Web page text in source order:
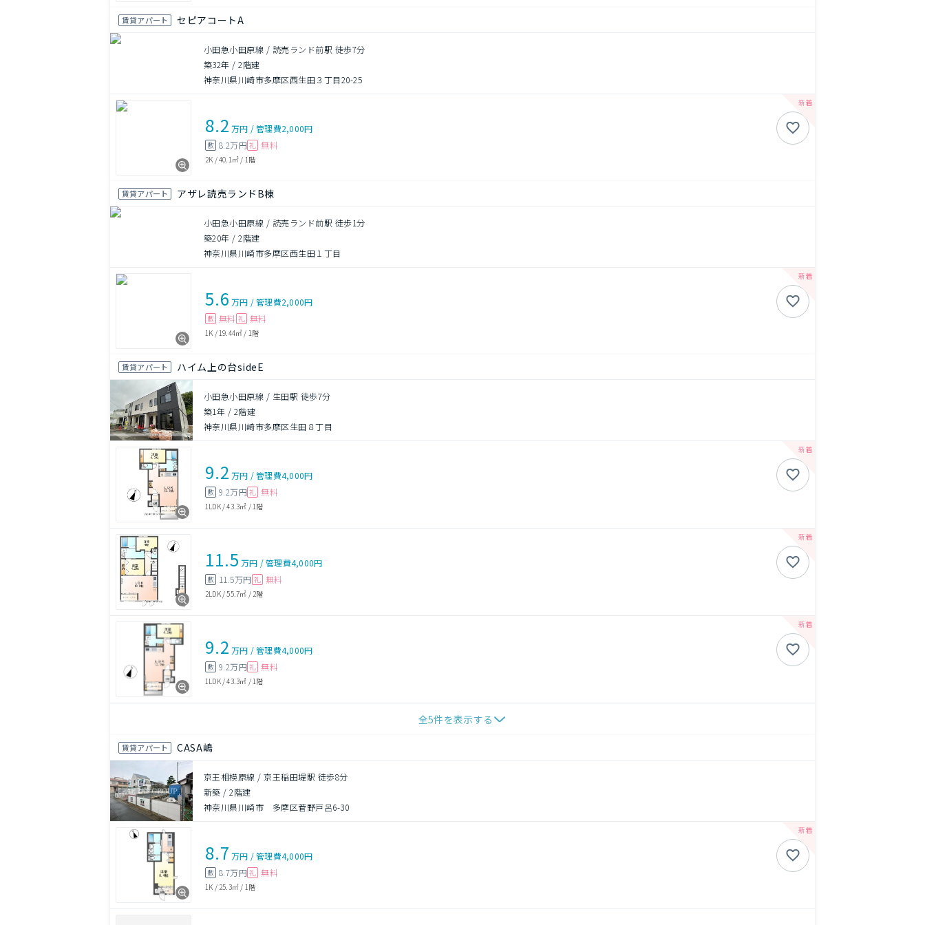
賃貸アパート セピアコートA
小田急小田原線 / 読売ランド前駅 徒歩7分
築32年 /2階建
神奈川県川崎市多摩区西生田３丁目20-25
8.2 万円 /管理費2,000円
敷 8.2万円 礼 無料
2K /40.1㎡ / 1階
賃貸アパート アザレ読売ランドB棟
小田急小田原線 / 読売ランド前駅 徒歩1分
築20年 /2階建
神奈川県川崎市多摩区西生田１丁目
5.6 万円 /管理費2,000円
敷 無料 礼 無料
1K / 19.44㎡ / 1階
賃貸アパート ハイム上の台sideE
小田急小田原線 / 生田駅 徒歩7分
築1年 / 2階建
神奈川県川崎市多摩区生田８丁目
9.2 万円 /管理費4,000円
敷 9.2万円 礼 無料
1LDK/43.3㎡ / 1階
11.5 万円 /管理費4,000円
敷 11.5万円 礼 無料
2LDK/55.7㎡ / 2階
9.2 万円 /管理費4,000円
敷 9.2万円 礼 無料
1LDK/43.3㎡ / 1階
全5件を表示する
賃貸アパート CASA嶋
京王相模原線 / 京王稲田堤駅 徒歩8分
新築 /2階建
神奈川県川崎市 多摩区菅野戸呂6-30
8.7 万円 /管理費4,000円
敷 8.7万円 礼 無料
1K / 25.3㎡ / 1階